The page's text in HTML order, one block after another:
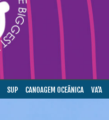
SUP CANOAGEM OCEÂNICA VA’A